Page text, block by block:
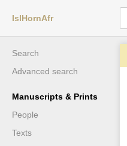
IslHornAfr
Search
Advanced search
Manuscripts & Prints
People
Texts